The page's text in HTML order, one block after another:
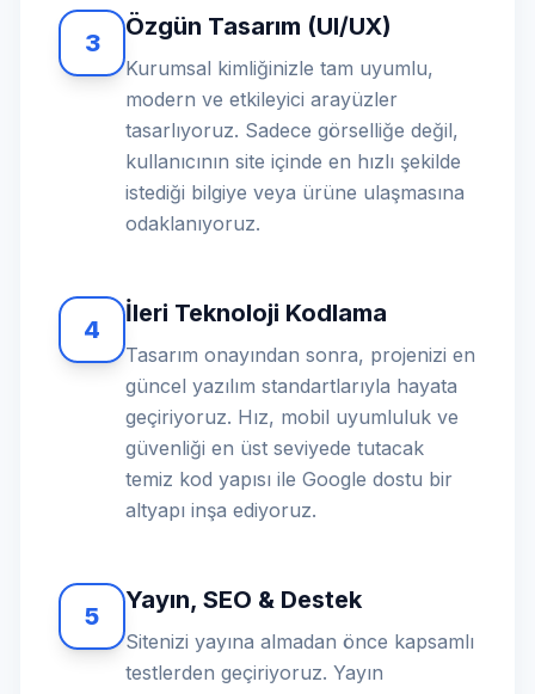
3
Özgün Tasarım (UI/UX)
Kurumsal kimliğinizle tam uyumlu,
modern ve etkileyici arayüzler
tasarlıyoruz. Sadece görselliğe değil,
kullanıcının site içinde en hızlı şekilde
istediği bilgiye veya ürüne ulaşmasına
odaklanıyoruz.
4
İleri Teknoloji Kodlama
Tasarım onayından sonra, projenizi en
güncel yazılım standartlarıyla hayata
geçiriyoruz. Hız, mobil uyumluluk ve
güvenliği en üst seviyede tutacak
temiz kod yapısı ile Google dostu bir
altyapı inşa ediyoruz.
5
Yayın, SEO & Destek
Sitenizi yayına almadan önce kapsamlı
testlerden geçiriyoruz. Yayın